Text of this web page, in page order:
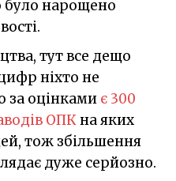
було нарощено
тут все дещо
ніхто не
за оцінками є 300
ОПКна яких
тож збільшення
дуже серйозно.